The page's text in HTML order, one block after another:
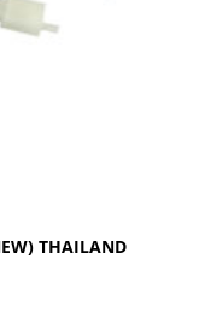
THAILAND